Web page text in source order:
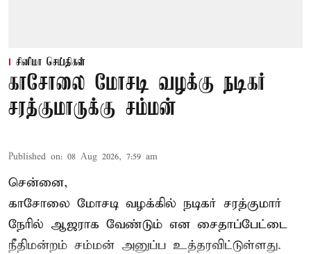
சினிமா செய்திகள்
காசோலை மோசடி வழக்கு நடிகர்
சரத்குமாருக்கு சம்மன்
Published on: 08 Aug 2026, 7:59 am
சென்னை,
காசோலை மோசடி வழக்கில் நடிகர் சரத்குமார்
நேரில் ஆஜராக வேண்டும் என சைதாப்பேட்டை
நீதிமன்றம் சம்மன் அனுப்ப உத்தரவிட்டுள்ளது.